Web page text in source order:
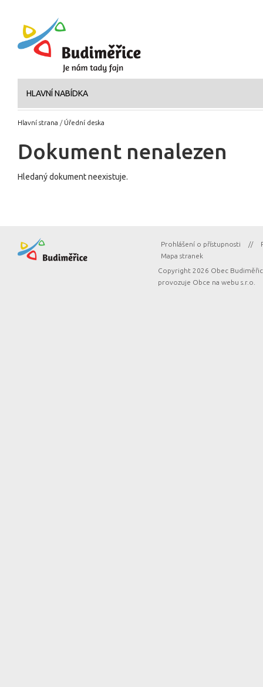
HLAVNÍ NABÍDKA
Hlavní strana / Úřední deska
Dokument nenalezen
Hledaný dokument neexistuje.
Prohlášení o přístupnosti //
Mapa stranek
Copyright 2026 Obec
provozuje Obce na webu s.r.o.